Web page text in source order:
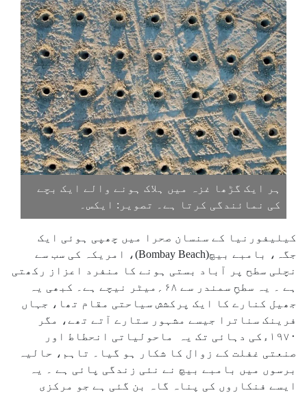
ہر ایک گڑھا غزہ میں ہلاک ہونے والے ایک بچے
کی نمائندگی کرتا ہے۔ تصویر: ایکس۔
کیلیفورنیا کے سنسان صحرا میں چھپی ہوئی ایک
جگہ، بامبے بیچ(Bombay Beach)، امریکہ کی سب سے
نچلی سطح پر آباد بستی ہونے کا منفرد اعزاز رکھتی
ہے ۔ یہ سطحِ سمندر سے ۶۸؍میٹر نیچے ہے۔ کبھی یہ
جھیل کنارے کا ایک پرکشش سیاحتی مقام تھا، جہاں
فرینک سناترا جیسے مشہور ستارے آتے تھے، مگر
۱۹۷۰ءکی دہائی تک یہ ماحولیاتی انحطاط اور
صنعتی غفلت کے زوال کا شکار ہو گیا۔ تاہم، حالیہ
برسوں میں بامبے بیچ نے نئی زندگی پائی ہے ۔ یہ
ایسے فنکاروں کی پناہ گاہ بن گئی ہے جو مرکزی